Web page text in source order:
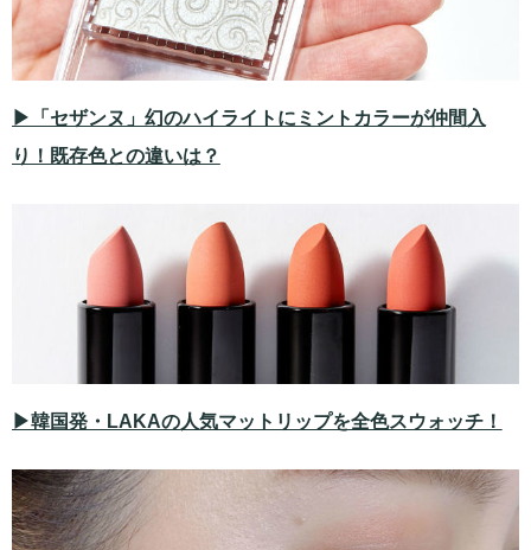
▶「セザンヌ」幻のハイライトにミントカラーが仲間入
り！既存色との違いは？
▶韓国発・LAKAの人気マットリップを全色スウォッチ！